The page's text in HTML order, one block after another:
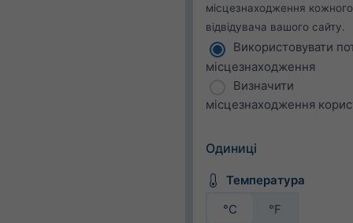
місцезнаходження кожного
відвідувача вашого сайту.
Використовувати
місцезнаходження
Визначити
місцезнаходження
Одиниці
Температура
°C
°F